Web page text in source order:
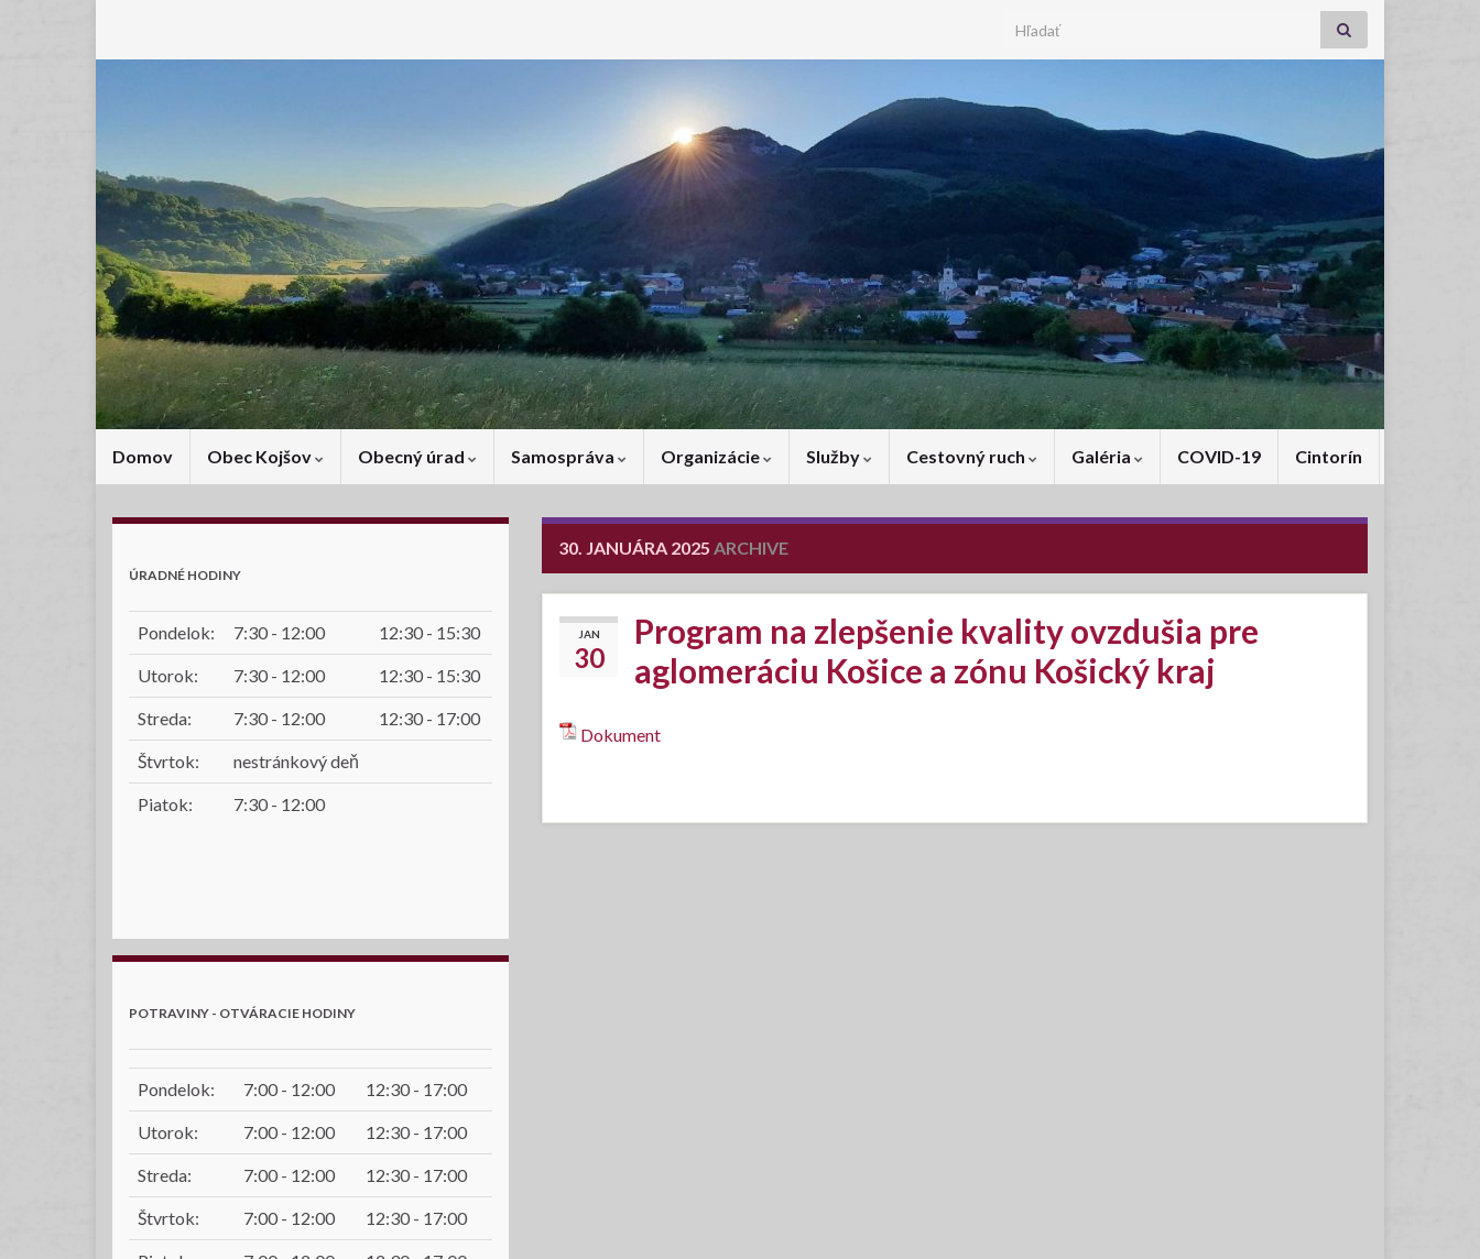
Search for:
Domov Obec Kojšov Obecný úrad Samospráva Organizácie Služby Cestovný ruch Galéria COVID-19 Cintorín
30. JANUÁRA 2025 ARCHIVE
JAN
30
Program na zlepšenie kvality ovzdušia pre
aglomeráciu Košice a zónu Košický kraj
Dokument
ÚRADNÉ HODINY
Pondelok: 7:30 - 12:00 12:30 - 15:30
Utorok: 7:30 - 12:00 12:30 - 15:30
Streda: 7:30 - 12:00 12:30 - 17:00
Štvrtok: nestránkový deň
Piatok: 7:30 - 12:00
POTRAVINY - OTVÁRACIE HODINY
Pondelok: 7:00 - 12:00 12:30 - 17:00
Utorok: 7:00 - 12:00 12:30 - 17:00
Streda: 7:00 - 12:00 12:30 - 17:00
Štvrtok: 7:00 - 12:00 12:30 - 17:00